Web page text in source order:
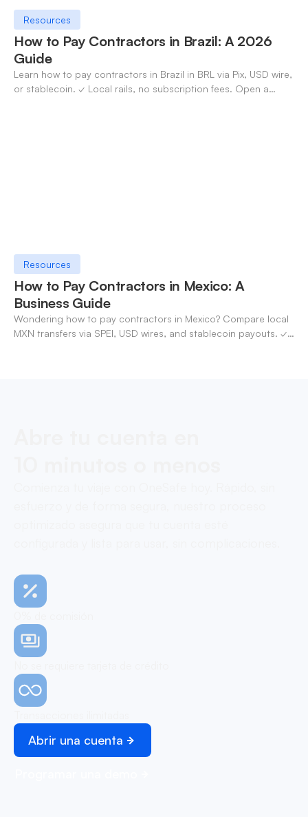
Resources
How to Pay Contractors in Brazil: A 2026
Guide
Learn how to pay contractors in Brazil in BRL via Pix, USD wire,
or stablecoin. ✓ Local rails, no subscription fees. Open a
Resources
How to Pay Contractors in Mexico: A
Business Guide
Wondering how to pay contractors in Mexico? Compare local
MXN transfers via SPEI, USD wires, and stablecoin payouts. ✓
Abrir una cuenta